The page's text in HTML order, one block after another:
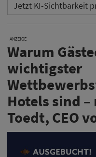
Jetzt KI-Sichtbarkeit
ANZEIGE
Warum
wichtigster
Hotels sind –
Toedt, CEO